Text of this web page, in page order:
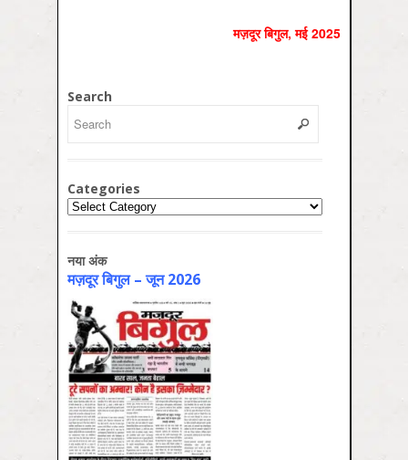
मज़दूर बिगुल, मई 2025
Search
Categories
Categories
नया अंक
मज़दूर बिगुल – जून 2026